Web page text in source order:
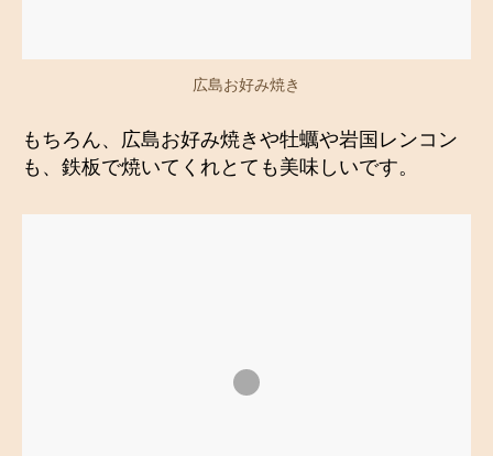
広島お好み焼き
もちろん、広島お好み焼きや牡蠣や岩国レンコン
も、鉄板で焼いてくれとても美味しいです。